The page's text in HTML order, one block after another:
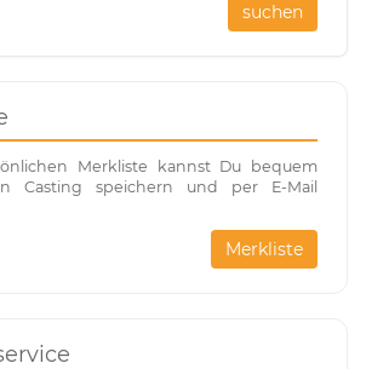
suchen
Merkliste kannst Du bequem
Casting speichern und per E-Mail
Merkliste